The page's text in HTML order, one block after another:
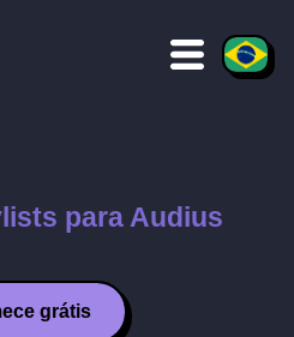
para Audius
grátis